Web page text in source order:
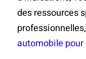
des ressources
automobile